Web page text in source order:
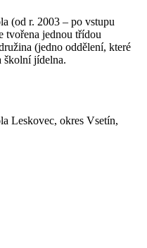
(od r. 2003 – po vstupu
tvořena jednou třídou
(jedno oddělení, které
dětí) a školní jídelna.
Leskovec, okres Vsetín,